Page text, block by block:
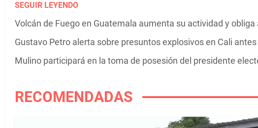
SEGUIR LEYENDO
Volcán de Fuego en Guatemala aumenta su actividad y
Gustavo Petro alerta sobre presuntos explosivos en Cali
Mulino participará en la toma de posesión del presidente
RECOMENDADAS